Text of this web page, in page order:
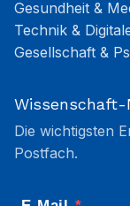
Gesundheit &
Technik &
Gesellschaft &
Die wichtigsten
Postfach.